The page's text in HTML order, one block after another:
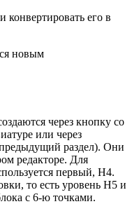
его в
через кнопку со
или через
раздел). Они
редакторе. Для
первый, H4.
то есть уровень H5 и
с 6-ю точками.